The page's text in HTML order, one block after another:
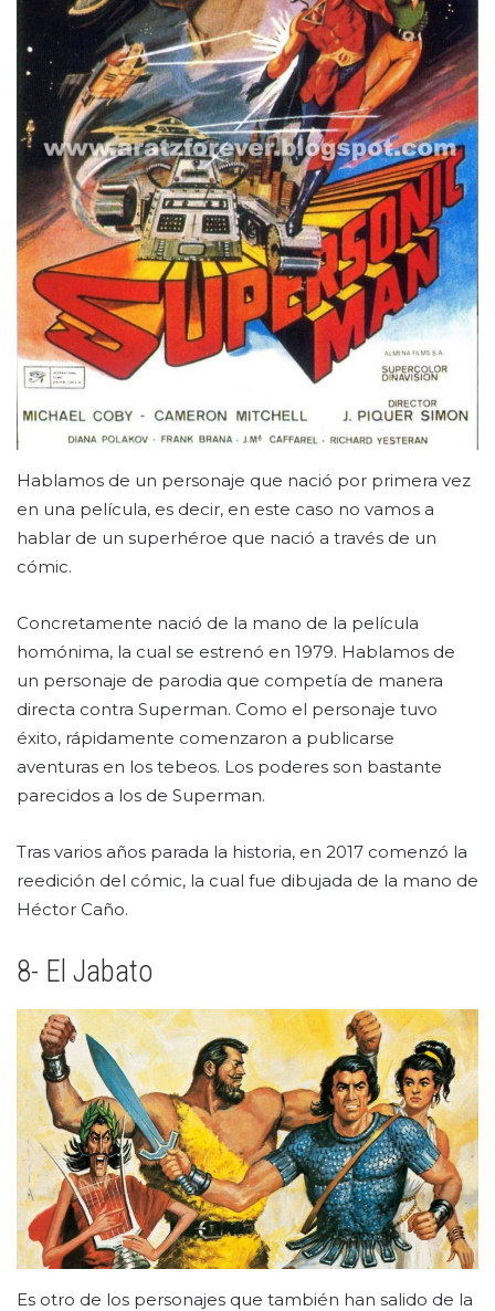
Hablamos de un personaje que nació por primera vez
en una película, es decir, en este caso no vamos a
hablar de un superhéroe que nació a través de un
cómic.
Concretamente nació de la mano de la película
homónima, la cual se estrenó en 1979. Hablamos de
un personaje de parodia que competía de manera
directa contra Superman. Como el personaje tuvo
éxito, rápidamente comenzaron a publicarse
aventuras en los tebeos. Los poderes son bastante
parecidos a los de Superman.
Tras varios años parada la historia, en 2017 comenzó la
reedición del cómic, la cual fue dibujada de la mano de
Héctor Caño.
8- El Jabato
Es otro de los personajes que también han salido de la